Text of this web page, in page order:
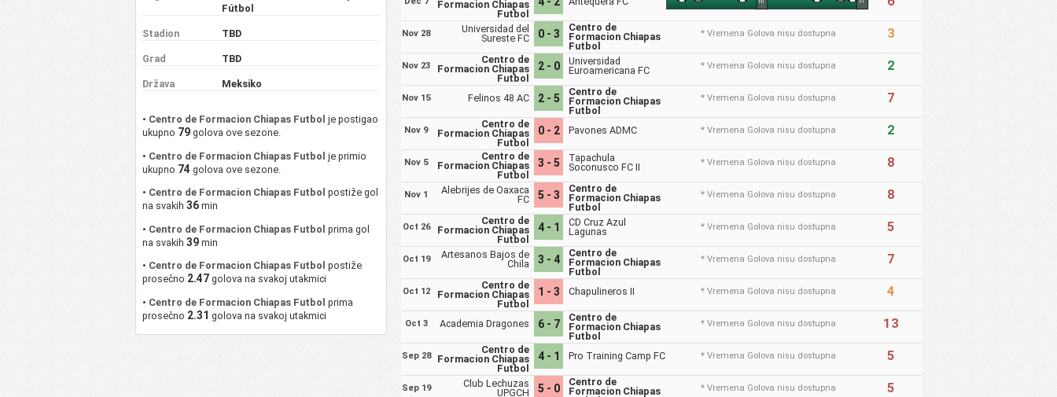
Fútbol
Stadion TBD
Grad TBD
Država Meksiko
• Centro de Formacion Chiapas Futbol je postigao
ukupno 79 golova ove sezone.
• Centro de Formacion Chiapas Futbol je primio
ukupno 74 golova ove sezone.
• Centro de Formacion Chiapas Futbol postiže gol
na svakih36 min
• Centro de Formacion Chiapas Futbol prima gol
na svakih39 min
• Centro de Formacion Chiapas Futbol postiže
prosečno 2.47 golova na svakoj utakmici
• Centro de Formacion Chiapas Futbol prima
prosečno 2.31 golova na svakoj utakmici
Formacion Chiapas
Futbol
HT FT
Nov 28
Universidad del
Sureste FC
0 - 3
Centro de
Formacion Chiapas
Futbol
* Vremena Golova nisu dostupna 3
Nov 23
Centro de
Formacion Chiapas
Futbol
2 - 0
Universidad
Euroamericana FC
* Vremena Golova nisu dostupna 2
Nov 15 Felinos 48 AC 2 - 5
Centro de
Formacion Chiapas
Futbol
* Vremena Golova nisu dostupna 7
Nov 9
Centro de
Formacion Chiapas
Futbol
0 - 2 Pavones ADMC * Vremena Golova nisu dostupna 2
Nov 5
Centro de
Formacion Chiapas
Futbol
3 - 5
Tapachula
Soconusco FC II
* Vremena Golova nisu dostupna 8
Nov 1
Alebrijes de Oaxaca
FC
5 - 3
Centro de
Formacion Chiapas
Futbol
* Vremena Golova nisu dostupna 8
Oct 26
Centro de
Formacion Chiapas
Futbol
4 - 1
CD Cruz Azul
Lagunas
* Vremena Golova nisu dostupna 5
Oct 19
Artesanos Bajos de
Chila
3 - 4
Centro de
Formacion Chiapas
Futbol
* Vremena Golova nisu dostupna 7
Oct 12
Centro de
Formacion Chiapas
Futbol
1 - 3 Chapulineros II * Vremena Golova nisu dostupna 4
Oct 3 Academia Dragones 6 - 7
Centro de
Formacion Chiapas
Futbol
* Vremena Golova nisu dostupna 13
Sep 28
Centro de
Formacion Chiapas
Futbol
4 - 1 Pro Training Camp FC * Vremena Golova nisu dostupna 5
Sep 19
Club Lechuzas
UPGCH
5 - 0
Centro de
Formacion Chiapas
* Vremena Golova nisu dostupna 5